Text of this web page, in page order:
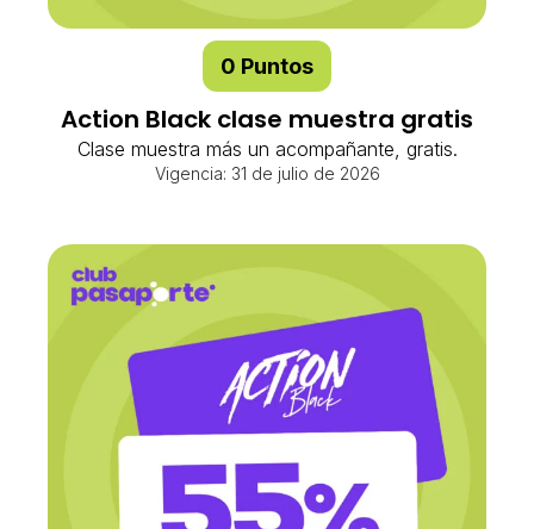
0 Puntos
Action Black clase muestra gratis
Clase muestra más un acompañante, gratis.
Vigencia: 31 de julio de 2026